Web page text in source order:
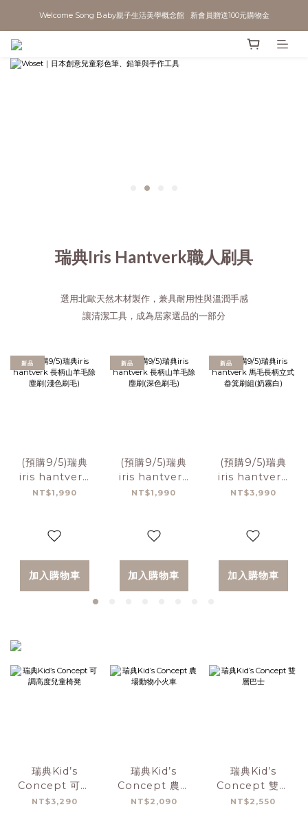
Welcome Song Baby親子生活美學概念館   新會員贈送100元購物金
瑞典Iris Hantverk職人刷具
選用北歐天然木材製作，兼具耐用性與溫潤手感
讓清潔工具，成為居家選品的一部分
新品
(預購9/5)瑞典
iris hantverk
長柄山羊毛除塵
NT$1,990
加入購物車
新品
(預購9/5)瑞典
iris hantverk
長柄山羊毛除塵
NT$1,990
加入購物車
新品
(預購9/5)瑞典
iris hantverk
馬毛長柄立式畚
NT$3,990
加入購物車
瑞典Kid’s
Concept 可調
高度兒童椅凳
NT$3,290
瑞典Kid’s
Concept 農場
動物小火車
NT$2,090
瑞典Kid’s
Concept 雙層
巴士
NT$2,550